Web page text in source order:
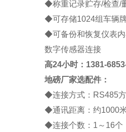
◆称重记录贮存/检查/
◆可存储1024组车辆
◆可备份和恢复仪表
数字传感器连接
高24小时：1381-
地磅厂家选配件：
◆连接方式： RS485
◆通讯距离：约1000
◆连接个数： 1 ～ 16个